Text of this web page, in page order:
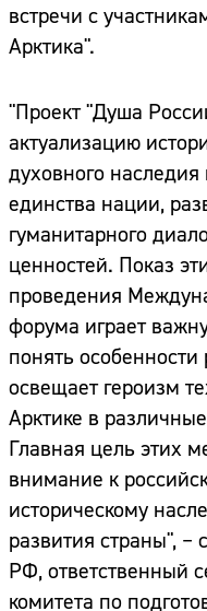
встречи с
Арктика".
"Проект "Душа
актуализацию
духовного
единства нации,
гуманитарного
ценностей. Показ
проведения
форума играет
понять
освещает героизм
Арктике в
Главная цель этих
внимание к
историческому
развития страны", –
РФ, ответственный
комитета по